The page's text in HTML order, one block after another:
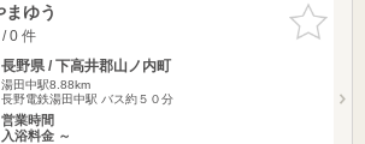
お気に入
りに追加
ゆう
0 件
長野県 / 下高井郡山ノ内町
湯田中駅8.88km
長野電鉄湯田中駅 バス約５０分
営業時間
入浴料金 ～